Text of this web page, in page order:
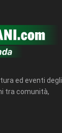
ed eventi degli
tra comunità,